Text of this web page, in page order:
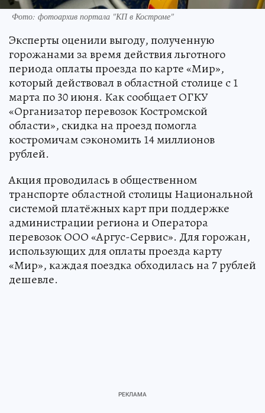
Фото: фотоархив портала "КП в Костроме"
Эксперты оценили выгоду, полученную
горожанами за время действия льготного
периода оплаты проезда по карте «Мир»,
который действовал в областной столице с 1
марта по 30 июня. Как сообщает ОГКУ
«Организатор перевозок Костромской
области», скидка на проезд помогла
костромичам сэкономить 14 миллионов
рублей.
Акция проводилась в общественном
транспорте областной столицы Национальной
системой платёжных карт при поддержке
администрации региона и Оператора
перевозок ООО «Аргус-Сервис». Для горожан,
использующих для оплаты проезда карту
«Мир», каждая поездка обходилась на 7 рублей
дешевле.